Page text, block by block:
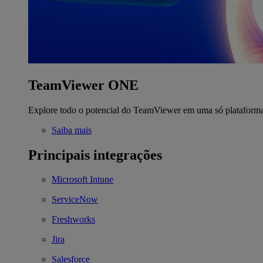
TeamViewer ONE
Explore todo o potencial do TeamViewer em uma só
Saiba mais
Principais integrações
Microsoft Intune
ServiceNow
Freshworks
Jira
Salesforce